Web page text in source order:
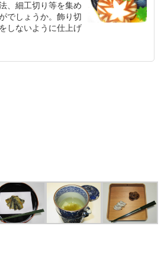
、細工切り等を集め
でしょうか。飾り切
しないように仕上げ